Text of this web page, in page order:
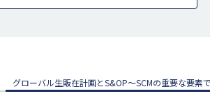
グローバル生販在計画とS&OP～SCMの重要な要